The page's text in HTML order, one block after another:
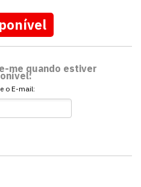
me quando estiver
o E-mail: